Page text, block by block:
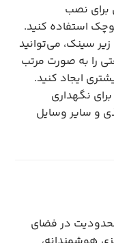
برای نصب
استفاده کنید.
سینک، می‌توانید
را به صورت مرتب
ایجاد کنید.
نگهداری
و سایر وسایل
در فضای